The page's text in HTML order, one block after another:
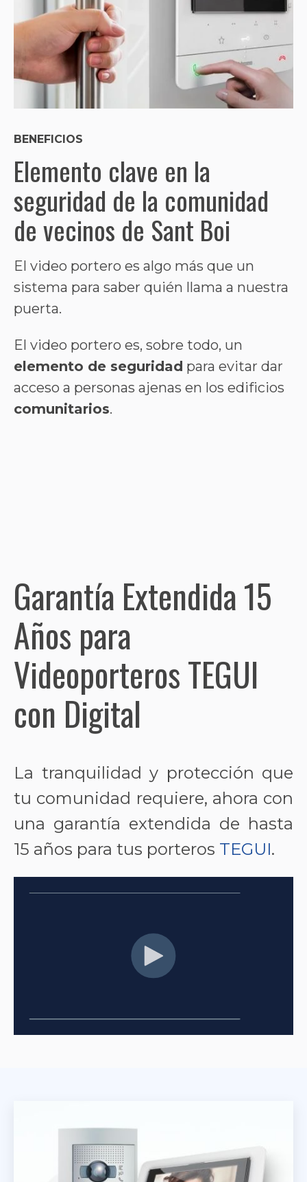
BENEFICIOS
Elemento clave en la
seguridad de la comunidad
de vecinos de Sant Boi
El video portero es algo más que un
sistema para saber quién llama a nuestra
puerta.
El video portero es, sobre todo, un
elemento de seguridad para evitar dar
acceso a personas ajenas en los edificios
comunitarios.
Garantía Extendida 15
Años para
Videoporteros TEGUI
con Digital
La tranquilidad y protección que
tu comunidad requiere, ahora con
una garantía extendida de hasta
15 años para tus porteros TEGUI.